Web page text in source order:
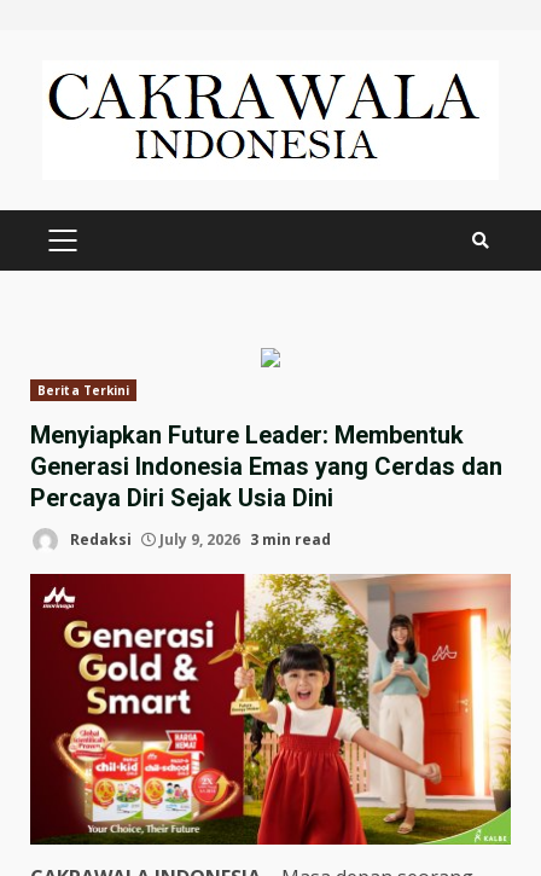
content
PRIMARY
Berita Terkini
Menyiapkan Future Leader: Membentuk
Generasi Indonesia Emas yang Cerdas dan
Percaya Diri Sejak Usia Dini
Redaksi July 9, 2026 3 min read